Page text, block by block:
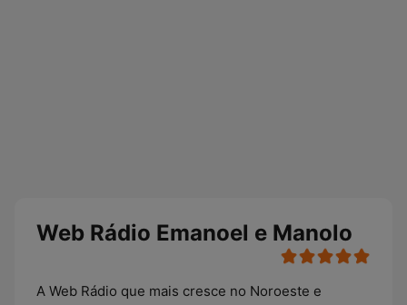
Web Rádio Emanoel e Manolo
A Web Rádio que mais cresce no Noroeste e